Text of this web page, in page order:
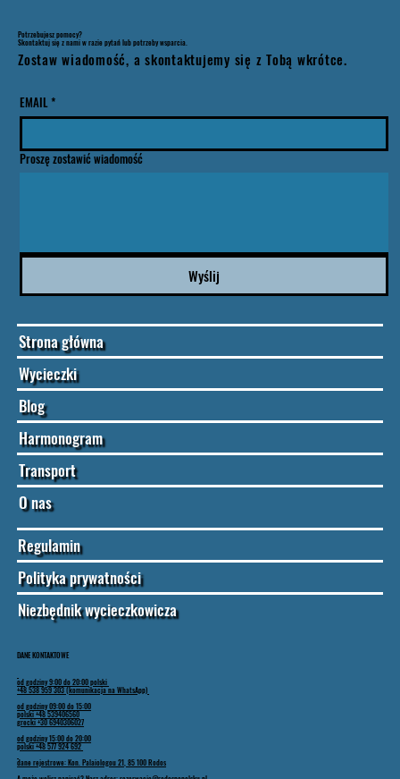
DANE KONTAKTOWE
od godziny 9:00 do 20:00 polski
+48 538 959 303 (komunikacja na WhatsApp)
od godziny 09:00 do 15:00
polski +48 539406560
grecki +30 6940306027
od godziny 15:00 do 20:00
polski +48 577 924 692
dane rejestrowe: Kon. Palaiologou 21, 85 100 Rodos
Potrzebujesz pomocy?
Skontaktuj się z nami w razie pytań lub potrzeby wsparcia.
Zostaw wiadomość, a skontaktujemy się z Tobą wkrótce.
EMAIL *
Proszę zostawić wiadomość
Wyślij
Strona główna
Wycieczki
Blog
Harmonogram
Transport
O nas
Regulamin
Polityka prywatności
Niezbędnik wycieczkowicza